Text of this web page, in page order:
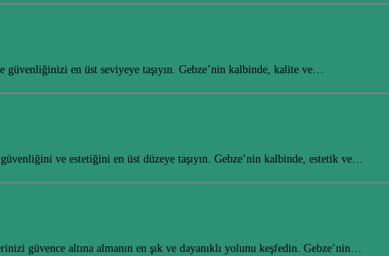
en üst seviyeye taşıyın. Gebze’nin kalbinde, kalite ve…
ve estetiğini en üst düzeye taşıyın. Gebze’nin kalbinde, estetik ve…
güvence altına almanın en şık ve dayanıklı yolunu keşfedin. Gebze’nin…